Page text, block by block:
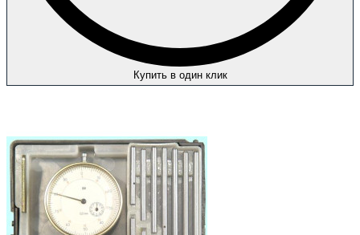
Купить в один клик